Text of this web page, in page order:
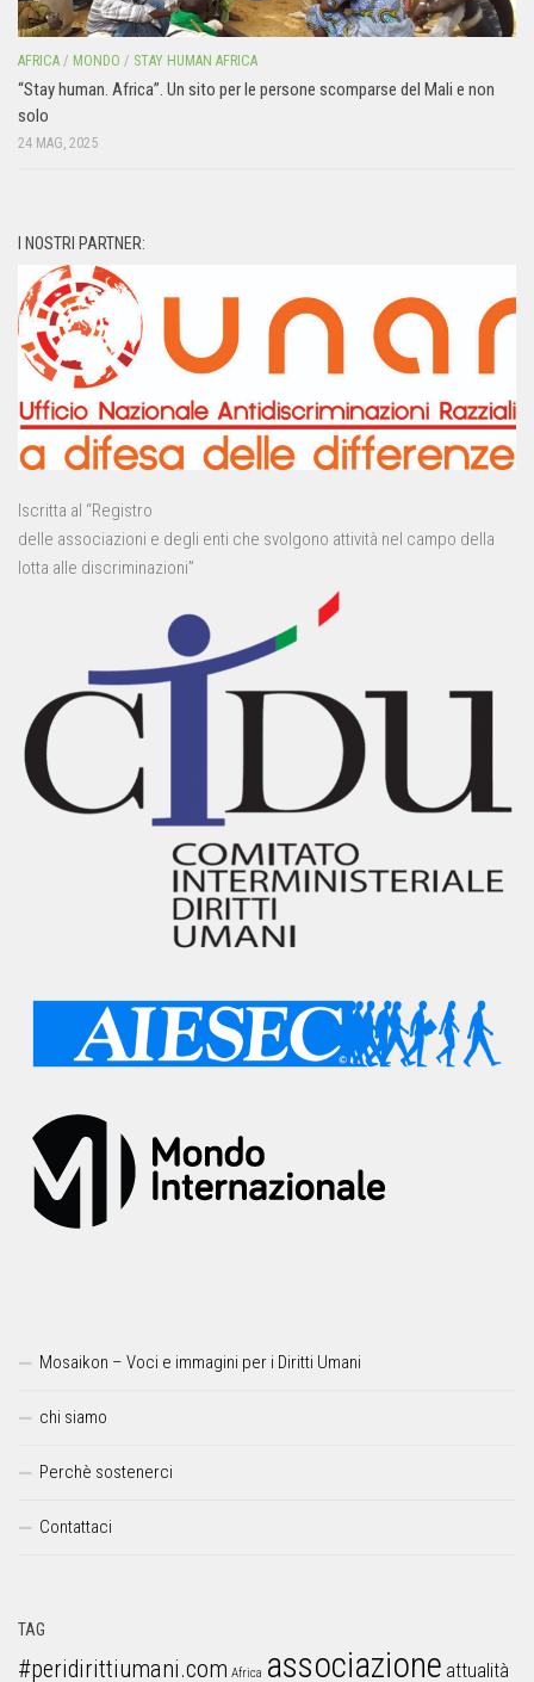
AFRICA / MONDO / STAY HUMAN AFRICA
“Stay human. Africa”. Un sito per le persone scomparse del Mali e non
solo
24 MAG, 2025
I NOSTRI PARTNER:
Iscritta al “Registro
delle associazioni e degli enti che svolgono attività nel campo della
lotta alle discriminazioni”
Mosaikon – Voci e immagini per i Diritti Umani
chi siamo
Perchè sostenerci
Contattaci
TAG
#peridirittiumani.com Africa associazione attualità